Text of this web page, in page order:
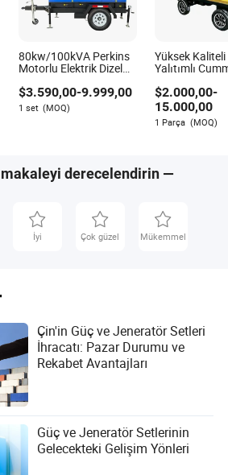
80kw/100kVA Perkins
Motorlu Elektrik Dizel
Treyle Seti 1104c-
44tag2
$3.590,00-9.999,00
1 set (MOQ)
Yüksek Kaliteli
Yalıtımlı
Dizel
İnşaat,
Madencilik
Üretim Seti
$2.000,00-
15.000,00
1 Parça (MOQ)
derecelendirin —
İyi Çok güzel Mükemmel
Çin'in Güç ve Jeneratör Setleri
İhracatı: Pazar Durumu ve
Rekabet Avantajları
Güç ve Jeneratör Setlerinin
Gelecekteki Gelişim Yönleri